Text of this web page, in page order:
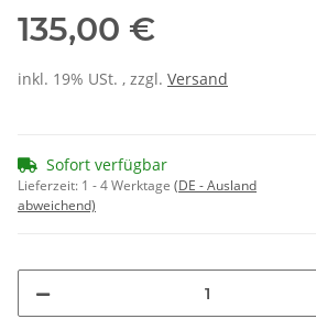
135,00 €
inkl. 19% USt. , zzgl. Versand
Sofort verfügbar
Lieferzeit: 1 - 4 Werktage (DE - Ausland
abweichend)